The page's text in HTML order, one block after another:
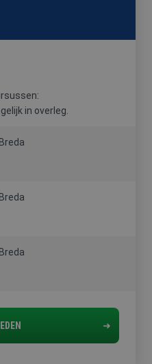
in overleg.
Breda
Breda
Breda